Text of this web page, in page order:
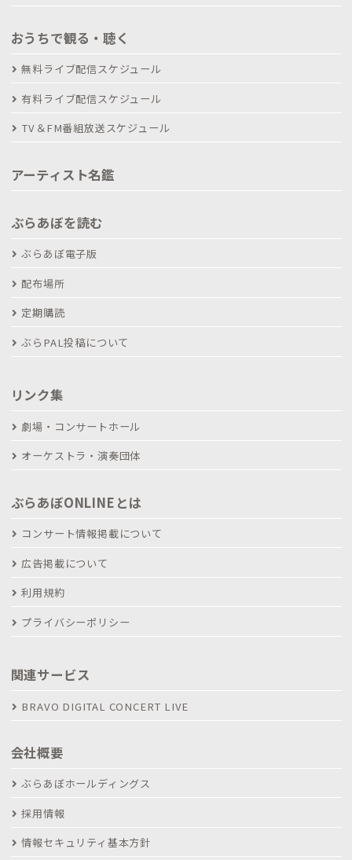
おうちで観る・聴く
無料ライブ配信スケジュール
有料ライブ配信スケジュール
TV＆FM番組放送スケジュール
アーティスト名鑑
ぶらあぼを読む
ぶらあぼ電子版
配布場所
定期購読
ぶらPAL投稿について
リンク集
劇場・コンサートホール
オーケストラ・演奏団体
ぶらあぼONLINEとは
コンサート情報掲載について
広告掲載について
利用規約
プライバシーポリシー
関連サービス
BRAVO DIGITAL CONCERT LIVE
会社概要
ぶらあぼホールディングス
採用情報
情報セキュリティ基本方針